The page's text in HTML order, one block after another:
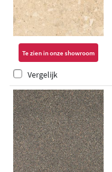
Te zien in onze showroom
Vergelijk